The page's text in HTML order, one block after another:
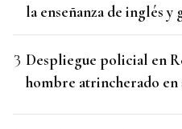
la enseñanza de inglés y
Despliegue policial en
hombre atrincherado en